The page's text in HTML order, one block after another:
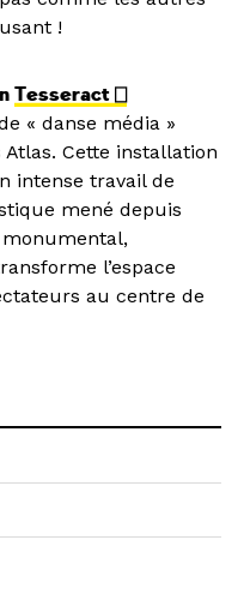
!
Tesseract ⎕
« danse média »
Atlas. Cette installation
intense travail de
mené depuis
monumental,
l’espace
au centre de